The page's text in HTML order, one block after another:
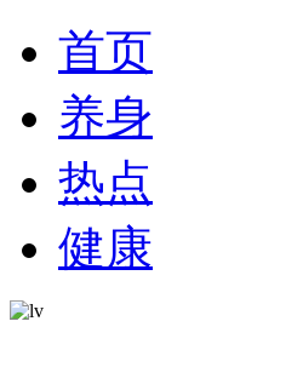
首页
养身
热点
健康